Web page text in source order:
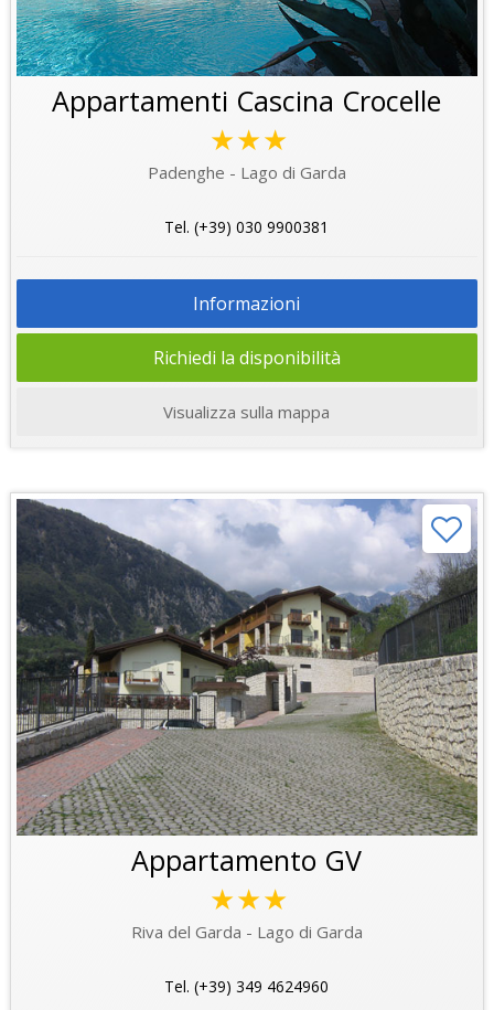
Appartamenti Cascina Crocelle
★★★
Padenghe - Lago di Garda
Tel. (+39) 030 9900381
Informazioni
Richiedi la disponibilità
Visualizza sulla mappa
Appartamento GV
★★★
Riva del Garda - Lago di Garda
Tel. (+39) 349 4624960